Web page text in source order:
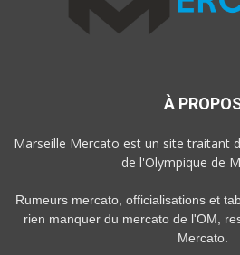
À
Marseille Mercato est un site traitant
de l'Olympique de
Rumeurs mercato, officialisations et
rien manquer du mercato de l'OM,
Mercato.